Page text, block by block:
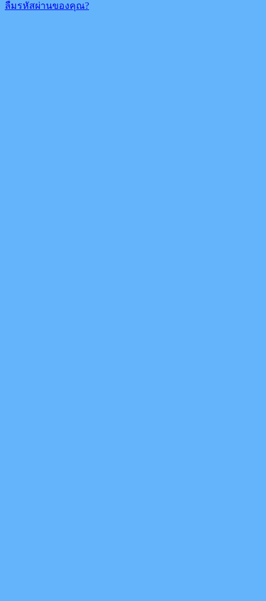
ลืมรหัสผ่านของคุณ?